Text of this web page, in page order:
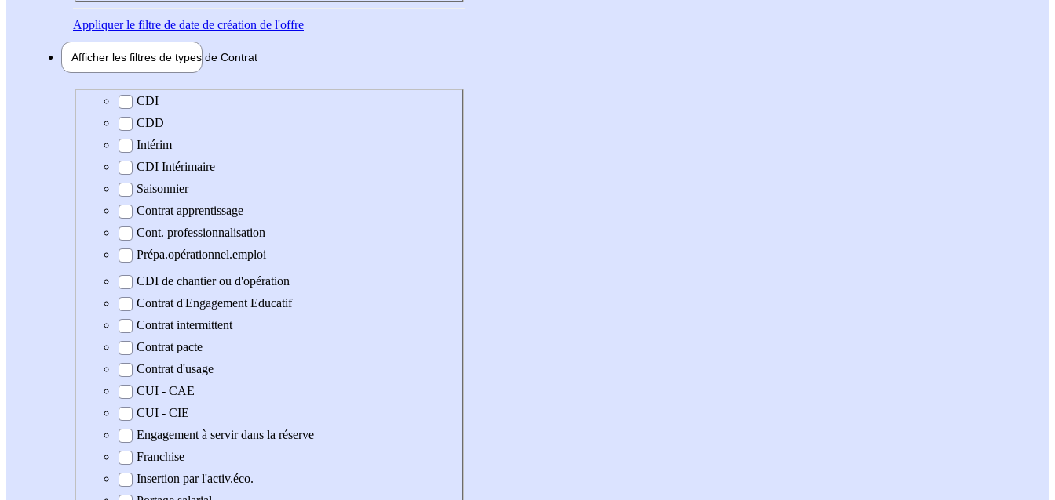
Appliquerle filtre de date de création de l'offre
Afficher les filtres de types de Contrat
Type de contrat
CDI
CDD
Intérim
CDI Intérimaire
Saisonnier
Contrat apprentissage
Cont. professionnalisation
Prépa.opérationnel.emploi
CDI de chantier ou d'opération
Contrat d'Engagement Educatif
Contrat intermittent
Contrat pacte
Contrat d'usage
CUI - CAE
CUI - CIE
Engagement à servir dans la réserve
Franchise
Insertion par l'activ.éco.